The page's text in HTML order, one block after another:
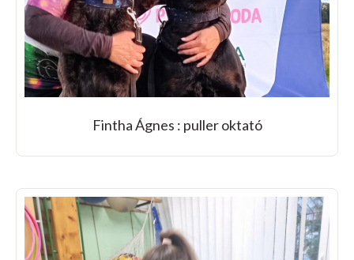
Fintha Ágnes : puller oktató